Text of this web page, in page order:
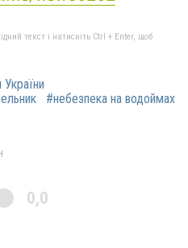
текст і натисніть Ctrl + Enter, щоб
України
#небезпека на водоймах
0,0